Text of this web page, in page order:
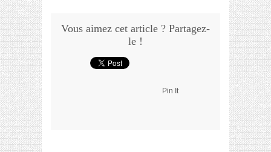
Vous aimez cet article ? Partagez-
le !
Pin It